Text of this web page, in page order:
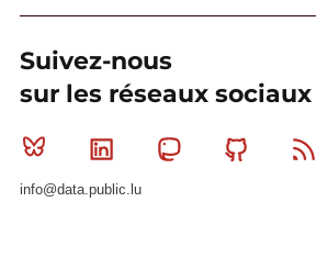
Suivez-nous
sur les réseaux sociaux
Bluesky Linkedin MastodonGithub
info@data.public.lu